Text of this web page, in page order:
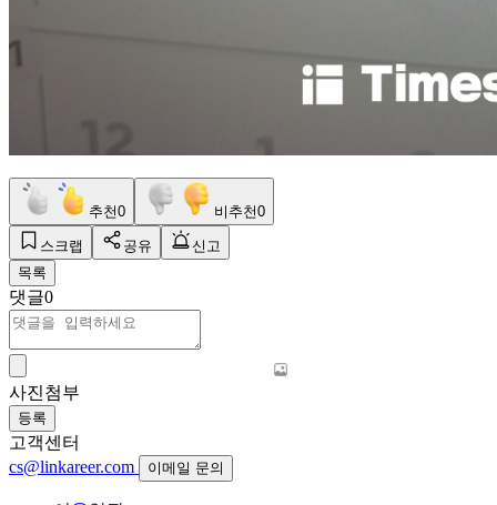
추천0 비추천0
스크랩 공유
신고
목록
댓글0
사진첨부
등록
고객센터
cs@linkareer.com
이메일 문의